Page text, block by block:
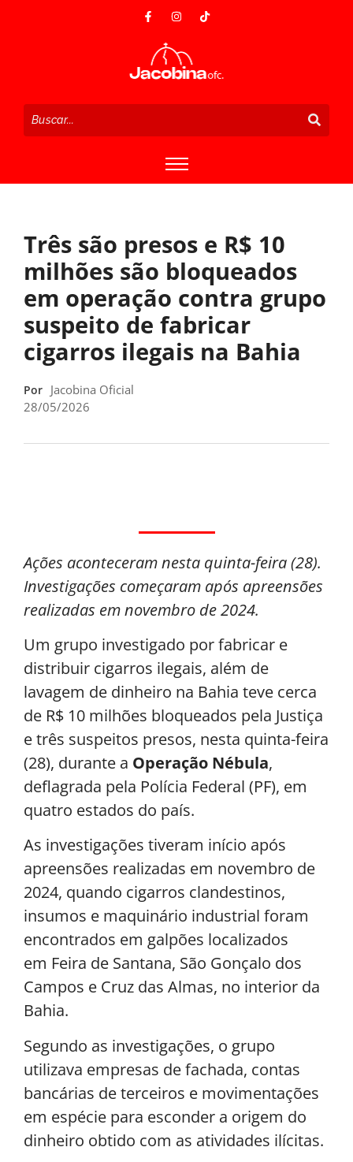
Três são presos e R$ 10
milhões são bloqueados
em operação contra grupo
suspeito de fabricar
cigarros ilegais na Bahia
Por Jacobina Oficial
28/05/2026
Ações aconteceram nesta quinta-feira (28).
Investigações começaram após apreensões
realizadas em novembro de 2024.
Um grupo investigado por fabricar e
distribuir cigarros ilegais, além de
lavagem de dinheiro na Bahia teve cerca
de R$ 10 milhões bloqueados pela Justiça
e três suspeitos presos, nesta quinta-feira
(28), durante a Operação Nébula,
deflagrada pela Polícia Federal (PF), em
quatro estados do país.
As investigações tiveram início após
apreensões realizadas em novembro de
2024, quando cigarros clandestinos,
insumos e maquinário industrial foram
encontrados em galpões localizados
em Feira de Santana, São Gonçalo dos
Campos e Cruz das Almas, no interior da
Bahia.
Segundo as investigações, o grupo
utilizava empresas de fachada, contas
bancárias de terceiros e movimentações
em espécie para esconder a origem do
dinheiro obtido com as atividades ilícitas.